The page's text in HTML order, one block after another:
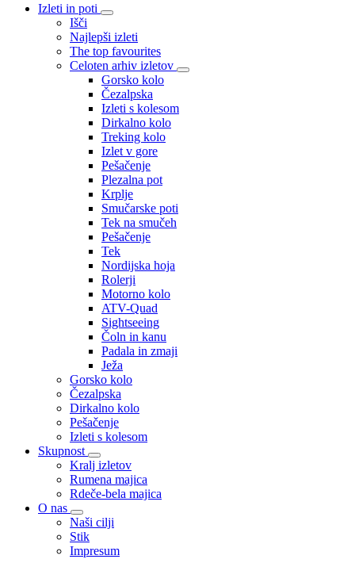
Izleti in poti
Išči
Najlepši izleti
The top favourites
Celoten arhiv izletov
Gorsko kolo
Čezalpska
Izleti s kolesom
Dirkalno kolo
Treking kolo
Izlet v gore
Pešačenje
Plezalna pot
Krplje
Smučarske poti
Tek na smučeh
Pešačenje
Tek
Nordijska hoja
Rolerji
Motorno kolo
ATV-Quad
Sightseeing
Čoln in kanu
Padala in zmaji
Ježa
Gorsko kolo
Čezalpska
Dirkalno kolo
Pešačenje
Izleti s kolesom
Skupnost
Kralj izletov
Rumena majica
Rdeče-bela majica
O nas
Naši cilji
Stik
Impresum